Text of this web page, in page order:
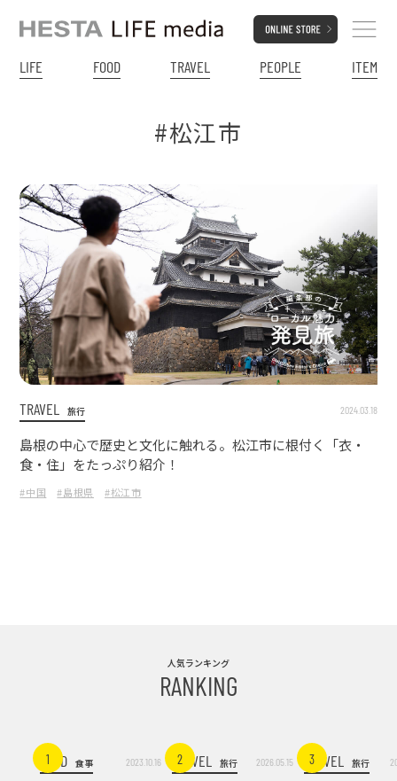
LIFE FOOD TRAVEL PEOPLE ITEM
#松江市
TRAVEL 旅行 2024.03.18
島根の中⼼で歴史と⽂化に触れる。松江市に根付く「⾐・
⾷・住」をたっぷり紹介！
#中国 #島根県 #松江市
人気ランキング
RANKING
1FOOD 食事 2023.10.16 2
TRAVEL 旅行 2026.05.15 3
TRAVEL 旅行